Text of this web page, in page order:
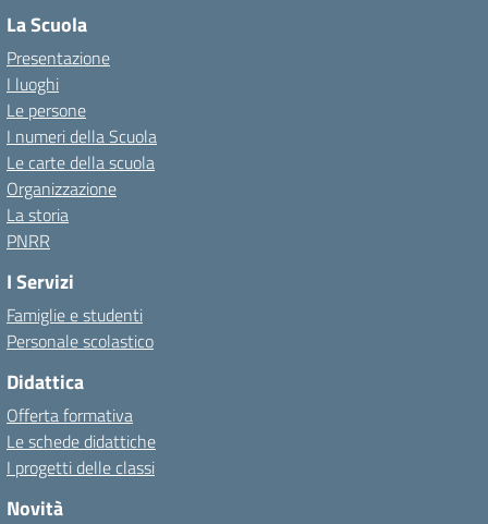
La Scuola
Presentazione
I luoghi
Le persone
I numeri della Scuola
Le carte della scuola
Organizzazione
La storia
PNRR
I Servizi
Famiglie e studenti
Personale scolastico
Didattica
Offerta formativa
Le schede didattiche
I progetti delle classi
Novità